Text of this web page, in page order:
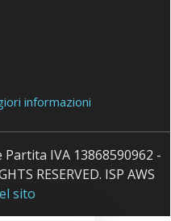
informazioni
IVA 13868590962 -
RESERVED. ISP AWS
sito